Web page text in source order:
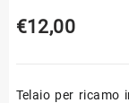
€12,00
Telaio per ricamo